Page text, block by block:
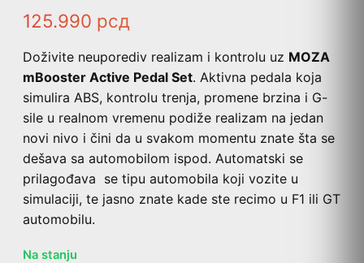
125.990 рсд
Doživite neuporediv realizam i kontrolu uz MOZA
mBooster Active Pedal Set. Aktivna pedala koja
simulira ABS, kontrolu trenja, promene brzina i G-
sile u realnom vremenu podiže realizam na jedan
novi nivo i čini da u svakom momentu znate šta se
dešava sa automobilom ispod. Automatski se
prilagođava se tipu automobila koji vozite u
simulaciji, te jasno znate kade ste recimo u F1 ili GT
automobilu.
Na stanju